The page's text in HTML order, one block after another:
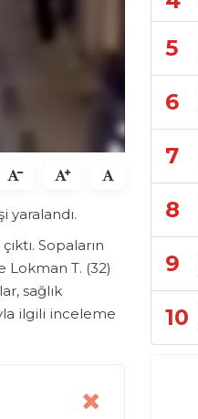
yaralandı.
Sopaların
Lokman T. (32)
sağlık
ilgili inceleme
5
6
7
8
9
10